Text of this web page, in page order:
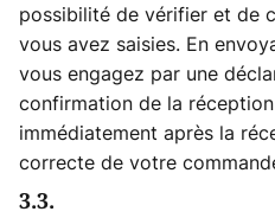
possibilité de vérifier et de
vous avez saisies. En
vous engagez par une
confirmation de la
immédiatement après la
correcte de votre
3.3.